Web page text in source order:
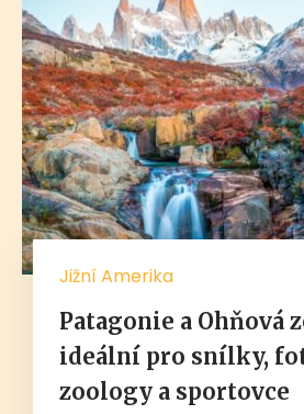
Jižní Amerika
Patagonie a Ohňová
ideální pro snílky,
zoology a sportovce